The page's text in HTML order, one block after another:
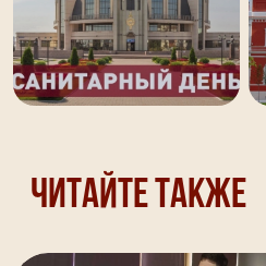
Читайте также